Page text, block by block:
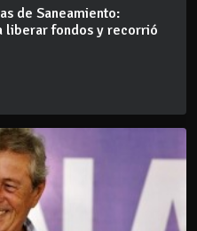
de Saneamiento:
liberar fondos y recorrió